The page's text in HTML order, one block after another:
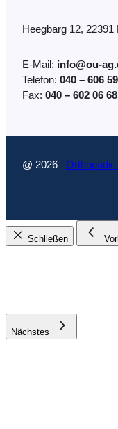
Heegbarg 12, 22391
E-Mail: info@ou-
Telefon: 040 – 606
Fax: 040 – 602 06 68
@ 2026 –
Schließen
Nächstes